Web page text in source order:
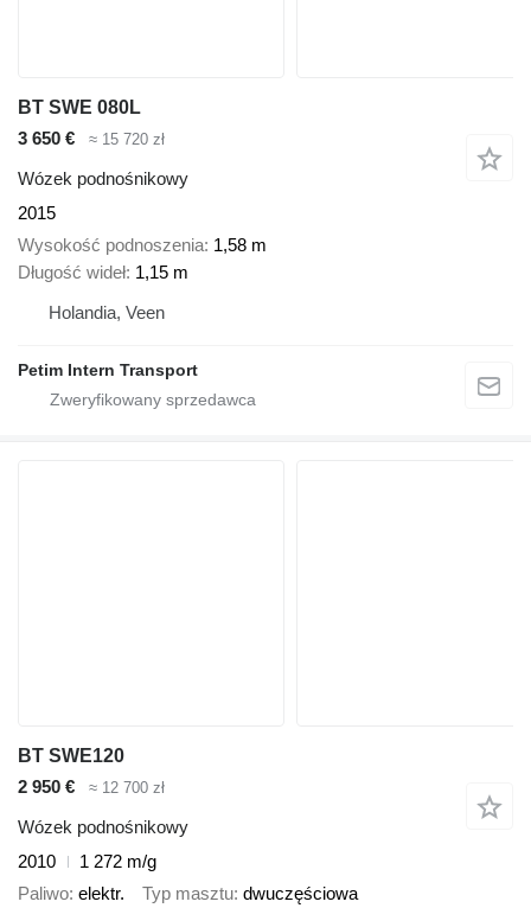
BT SWE 080L
3 650 €
≈ 15 720 zł
Wózek podnośnikowy
2015
Wysokość podnoszenia 1,58 m
Długość wideł 1,15 m
Holandia, Veen
Petim Intern Transport
BT SWE120
2 950 €
≈ 12 700 zł
Wózek podnośnikowy
2010
1 272 m/g
Paliwo elektr. Typ masztu dwuczęściowa